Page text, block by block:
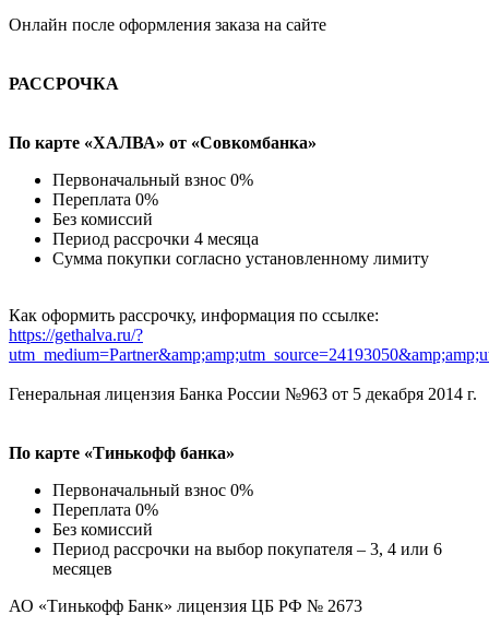
Онлайн после оформления заказа на сайте
РАССРОЧКА
По карте «ХАЛВА» от «Совкомбанка»
Первоначальный взнос 0%
Переплата 0%
Без комиссий
Период рассрочки 4 месяца
Сумма покупки согласно установленному лимиту
Как оформить рассрочку, информация по ссылке:
https://gethalva.ru/?
Генеральная лицензия Банка России №963 от 5 декабря 2014 г.
По карте «Тинькофф банка»
Первоначальный взнос 0%
Переплата 0%
Без комиссий
Период рассрочки на выбор покупателя – 3, 4 или 6
месяцев
АО «Тинькофф Банк» лицензия ЦБ РФ № 2673